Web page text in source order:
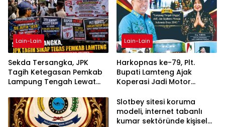
Lain-Lain
Sekda Tersangka, JPK
Tagih Ketegasan Pemkab
Lampung Tengah Lewat
Lain-Lain
Harkopnas ke-79, Plt.
Bupati Lamteng Ajak
Koperasi Jadi Motor
Slotbey sitesi koruma
modeli, internet tabanlı
kumar sektöründe kişisel